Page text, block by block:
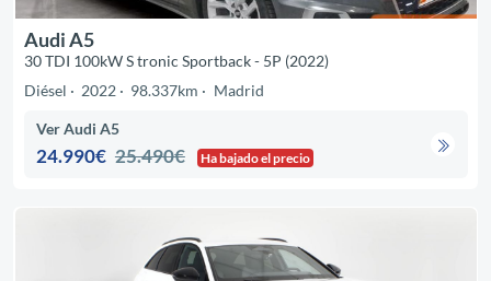
Audi A5
30 TDI 100kW S tronic Sportback - 5P (2022)
Diésel
2022 98.337km Madrid
Ver Audi A5
24.990€ 25.490€ Ha bajado el precio